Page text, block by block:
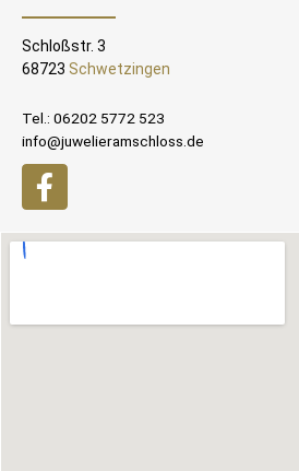
Schloßstr. 3
68723 Schwetzingen
Tel.: 06202 5772 523
info@juwelieramschloss.de